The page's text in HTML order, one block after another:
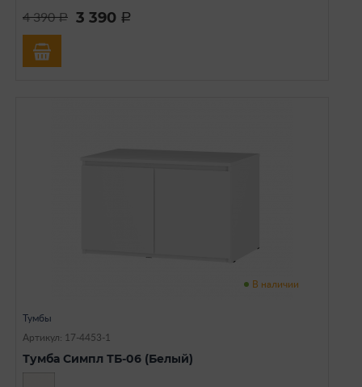
4 390a 3 390 a
В наличии
Тумбы
Артикул: 17-4453-1
Тумба Симпл ТБ-06 (Белый)